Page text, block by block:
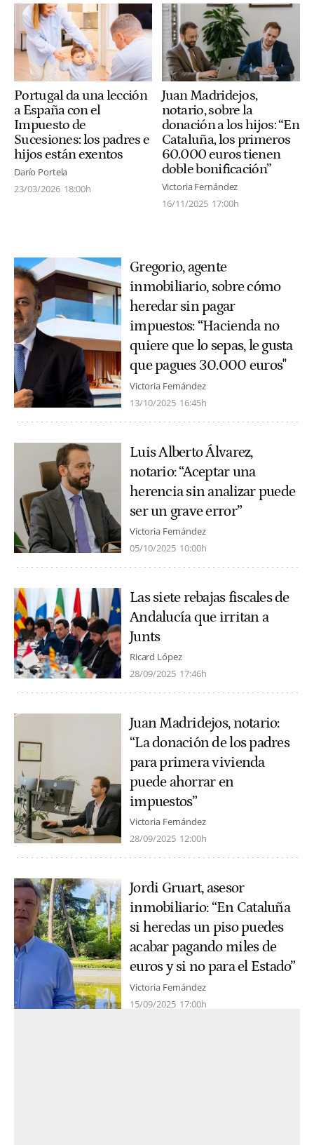
Portugal da una lección
a España con el
Impuesto de
Sucesiones: los padres e
hijos están exentos
Darío Portela
23/03/2026 18:00h
Juan Madridejos,
notario, sobre la
donación a los hijos: “En
Cataluña, los primeros
60.000 euros tienen
doble bonificación”
Victoria Fernández
16/11/2025 17:00h
Gregorio, agente
inmobiliario, sobre cómo
heredar sin pagar
impuestos: “Hacienda no
quiere que lo sepas, le gusta
que pagues 30.000 euros"
Victoria Fernández
13/10/2025 16:45h
Luis Alberto Álvarez,
notario: “Aceptar una
herencia sin analizar puede
ser un grave error”
Victoria Fernández
05/10/2025 10:00h
Las siete rebajas fiscales de
Andalucía que irritan a
Junts
Ricard López
28/09/2025 17:46h
Juan Madridejos, notario:
“La donación de los padres
para primera vivienda
puede ahorrar en
impuestos”
Victoria Fernández
28/09/2025 12:00h
Jordi Gruart, asesor
inmobiliario: “En Cataluña
si heredas un piso puedes
acabar pagando miles de
euros y si no para el Estado”
Victoria Fernández
15/09/2025 17:00h